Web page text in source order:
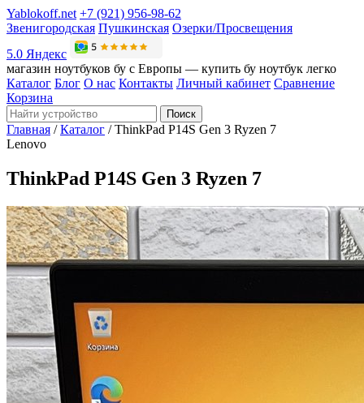
Yablokoff.net +7 (921) 956-98-62
Звенигородская Пушкинская Озерки/Просвещения
5.0 Яндекс
магазин ноутбуков бу с Европы — купить бу ноутбук легко
Каталог Блог О нас Контакты Личный кабинет Сравнение
Корзина
Поиск
Главная / Каталог / ThinkPad P14S Gen 3 Ryzen 7
Lenovo
ThinkPad P14S Gen 3 Ryzen 7